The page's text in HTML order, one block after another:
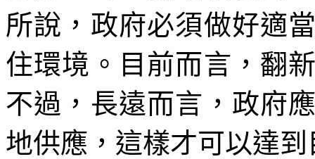
所說，政府必須做好適
住環境。目前而言，翻
不過，長遠而言，政府
地供應，這樣才可以達到